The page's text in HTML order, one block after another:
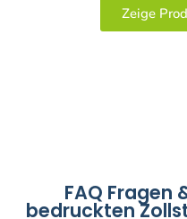
Zeige
FAQ Fragen
bedruckten